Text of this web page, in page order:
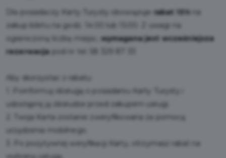
Dla posiadaczy Karty Turysty obowiązuje rabat 15% na
zakup biletu na godz. 14:00 lub 15:00. Z uwagi na
ograniczoną liczbę miejsc, wymagana jest wcześniejsza
rezerwacjapod nr tel. 58 329 87 33
Aby skorzystać z rabatu:
1. Poinformuj obsługę o posiadaniu Karty Turysty i
udostępnij ją obsłudze przed zakupem usługi.
2. Twoja Karta zostanie zweryfikowana za pomocą
urządzenia mobilnego.
3. Po pozytywnej weryfikacji Karty, otrzymasz rabat na